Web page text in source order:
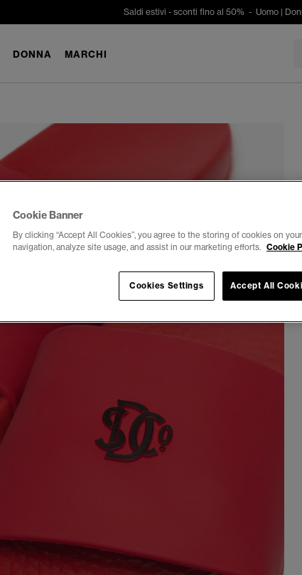
Saldi estivi - sconti fino al 50% - Uomo |
DONNA MARCHI
Cookie Banner
By clicking “Accept All Cookies”, you agree to the storing of cookies on
navigation, analyze site usage, and assist in our marketing efforts. Cookie
Cookies Settings Accept All